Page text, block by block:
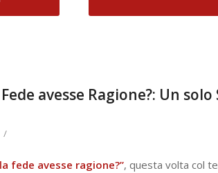
avesse Ragione?: Un solo
/
fede avesse ragione?”, questa volta col